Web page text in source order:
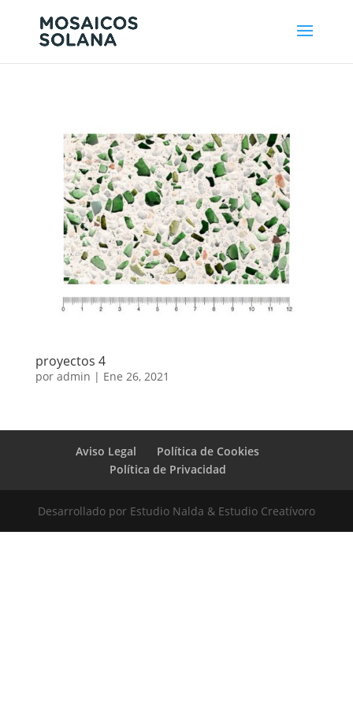
proyectos 4
por admin | Ene 26, 2021
Aviso Legal
Política de Cookies
Política de Privacidad
Desarrollado por Estudio Nalda & Estudio Creatívoro